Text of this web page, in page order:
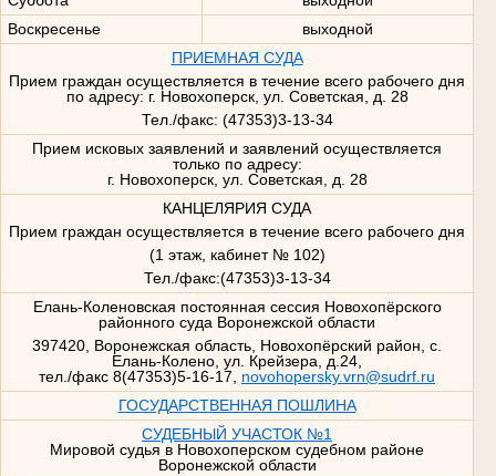
Воскресенье
выходной
ПРИЕМНАЯ СУДА
Прием граждан осуществляется в течение всего рабочего дня
по адресу: г. Новохоперск, ул. Советская, д. 28
Тел./факс: (47353)3-13-34
Прием исковых заявлений и заявлений осуществляется
только по адресу:
г. Новохоперск, ул. Советская, д. 28
КАНЦЕЛЯРИЯ СУДА
Прием граждан осуществляется в течение всего рабочего дня
(1 этаж, кабинет № 102)
Тел./факс:(47353)3-13-34
Елань-Коленовская постоянная сессия Новохопёрского
районного суда Воронежской области
397420, Воронежская область, Новохопёрский район, с.
Елань-Колено, ул. Крейзера, д.24,
тел./факс 8(47353)5-16-17, novohopersky.vrn@sudrf.ru
ГОСУДАРСТВЕННАЯ ПОШЛИНА
СУДЕБНЫЙ УЧАСТОК №1
Мировой судья в Новохоперском судебном районе
Воронежской области